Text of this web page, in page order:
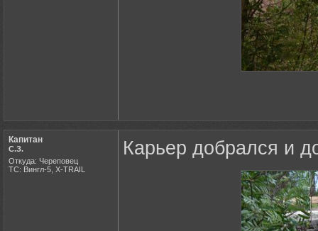
Капитан
С.З.
Откуда: Череповец
ТС: Вингл-5, X-TRAIL
Карьер добрался и